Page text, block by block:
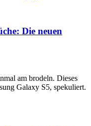
Die neuen
am brodeln. Dieses
Galaxy S5, spekuliert.